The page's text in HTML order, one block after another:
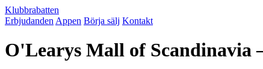
Klubbrabatten
Erbjudanden Appen Börja sälj Kontakt
O'Learys Mall of Scandinavia